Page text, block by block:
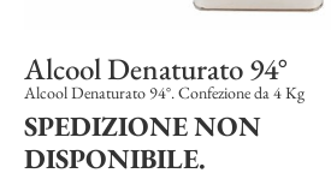
Alcool Denaturato 94°
Alcool Denaturato 94°. Confezione da 4 Kg
SPEDIZIONE NON
DISPONIBILE.